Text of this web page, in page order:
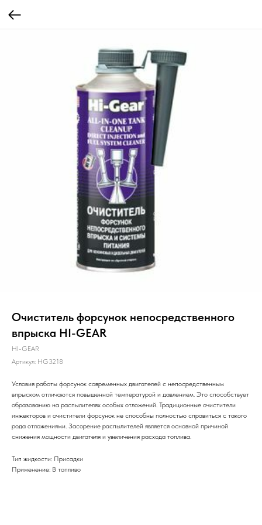
Очиститель форсунок непосредственного
впрыска HI-GEAR
HI-GEAR
Артикул: HG3218
Условия работы форсунок современных двигателей с непосредственным
впрыском отличаются ‎повышенной температурой и давлением. Это способствует
образованию на распылителях особых ‎отложений. Традиционные очистители
инжекторов и очистители форсунок не способны полностью ‎справиться с такого
рода отложениями. Засорение распылителей является основной причиной
‎снижения мощности двигателя и увеличения расхода топлива.
Тип жидкости: Присадки
Применение: В топливо